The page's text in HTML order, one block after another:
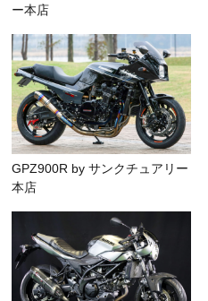
ー本店
GPZ900R by サンクチュアリー
本店